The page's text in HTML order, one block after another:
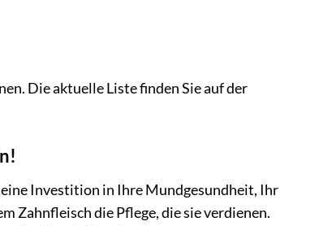
Die aktuelle Liste finden Sie auf der
Investition in Ihre Mundgesundheit, Ihr
Zahnfleisch die Pflege, die sie verdienen.